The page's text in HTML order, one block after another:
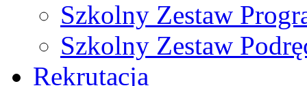
Szkolny Zestaw
Szkolny Zestaw
Rekrutacja